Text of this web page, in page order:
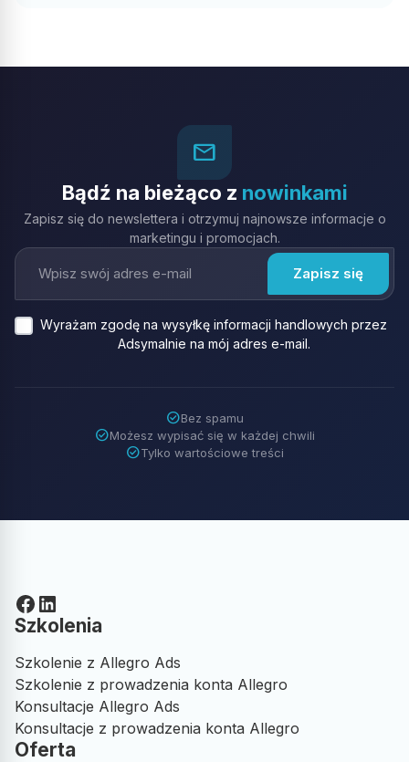
mail_outline
Bądź na bieżąco z nowinkami
Zapisz się do newslettera i otrzymuj najnowsze informacje o
marketingu i promocjach.
Wyrażam zgodę na wysyłkę informacji handlowych przez
Adsymalnie na mój adres e-mail.
check_circleBez spamu
check_circleMożesz wypisać się w każdej chwili
check_circleTylko wartościowe treści
Facebook LinkedIn
Szkolenia
Szkolenie z Allegro Ads
Szkolenie z prowadzenia konta Allegro
Konsultacje Allegro Ads
Konsultacje z prowadzenia konta Allegro
Oferta